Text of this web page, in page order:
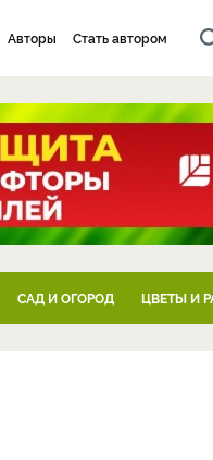
Авторы Стать автором
САД И ОГОРОД ЦВЕТЫ И